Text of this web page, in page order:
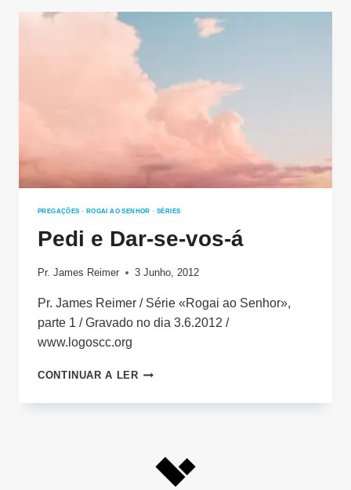
PREGAÇÕES · ROGAI AO SENHOR ·SÉRIES
Pedi e Dar-se-vos-á
Pr. James Reimer 3 Junho, 2012
Pr. James Reimer / Série «Rogai ao Senhor»,
parte 1 / Gravado no dia 3.6.2012 /
www.logoscc.org
CONTINUAR A LERPEDI
DAR-